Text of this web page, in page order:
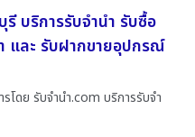
บริการรับจำนำ รับซื้อ
และ รับฝากขายอุปกรณ์
โดย รับจํานํา.com บริการรับจำ